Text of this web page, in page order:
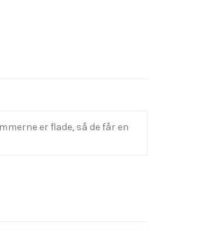
er flade, så de får en